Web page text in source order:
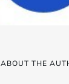
ABOUT THE